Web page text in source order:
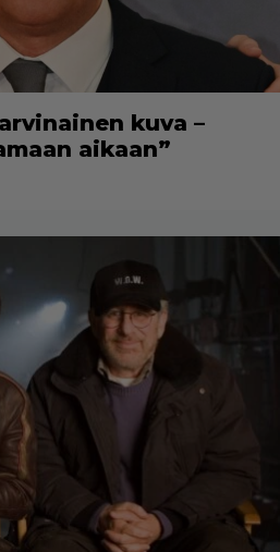
kuva –
aikaan”